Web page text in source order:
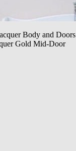
Body and Doors
Gold Mid-Door